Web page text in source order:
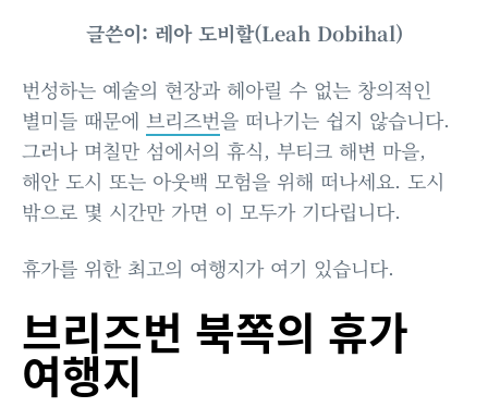
글쓴이: 레아 도비할(Leah Dobihal)
번성하는 예술의 현장과 헤아릴 수 없는 창의적인
별미들 때문에 브리즈번을 떠나기는 쉽지 않습니다.
그러나 며칠만 섬에서의 휴식, 부티크 해변 마을,
해안 도시 또는 아웃백 모험을 위해 떠나세요. 도시
밖으로 몇 시간만 가면 이 모두가 기다립니다.
휴가를 위한 최고의 여행지가 여기 있습니다.
브리즈번 북쪽의 휴가
여행지